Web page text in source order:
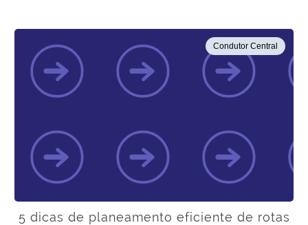
Condutor Central
5 dicas de planeamento eficiente de rotas